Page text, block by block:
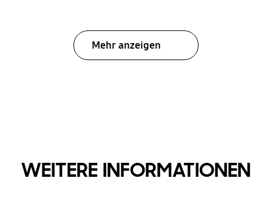
Mehr anzeigen
WEITERE INFORMATIONEN